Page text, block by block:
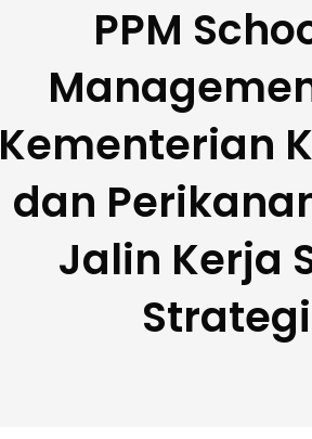
PPM
Kementerian
dan
Jalin Kerja